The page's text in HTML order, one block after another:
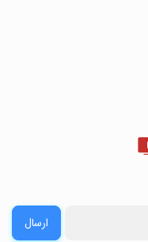
ارسال